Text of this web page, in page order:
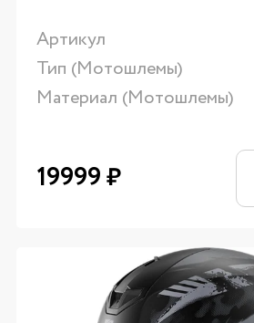
Артикул
Тип (Мотошлемы)
Материал (Мотошлемы)
19999₽